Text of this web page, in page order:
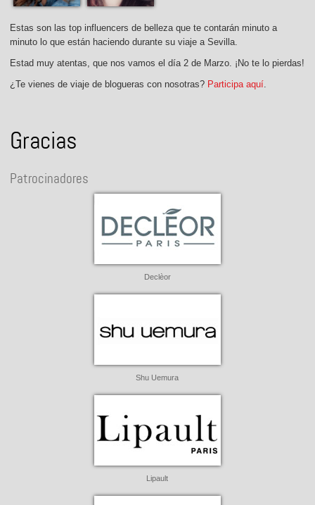
Estas son las top influencers de belleza que te contarán minuto a
minuto lo que están haciendo durante su viaje a Sevilla.
Estad muy atentas, que nos vamos el día 2 de Marzo. ¡No te lo pierdas!
¿Te vienes de viaje de blogueras con nosotras? Participa aquí
Gracias
Patrocinadores
Declèor
Shu Uemura
Lipault